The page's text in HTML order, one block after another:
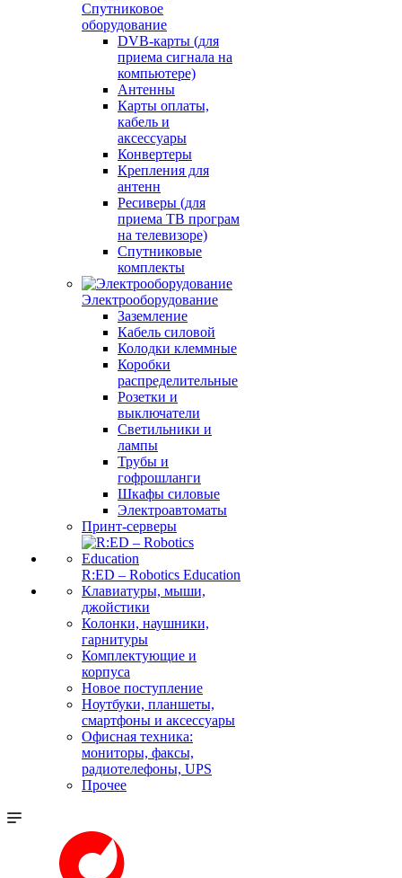
Спутниковое
оборудование
DVB-карты (для
приема сигнала на
компьютере)
Антенны
Карты оплаты,
кабель и
аксессуары
Конвертеры
Крепления для
антенн
Ресиверы (для
приема ТВ програм
на телевизоре)
Спутниковые
комплекты
Электрооборудование
Заземление
Кабель силовой
Колодки клеммные
Коробки
распределительные
Розетки и
выключатели
Светильники и
лампы
Трубы и
гофрошланги
Шкафы силовые
Электроавтоматы
Принт-серверы
R:ED – Robotics Education
Клавиатуры, мыши,
джойстики
Колонки, наушники,
гарнитуры
Комплектующие и
корпуса
Новое поступление
Ноутбуки, планшеты,
смартфоны и аксессуары
Офисная техника:
мониторы, факсы,
радиотелефоны, UPS
Прочее